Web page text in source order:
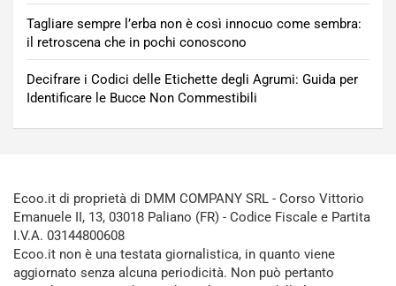
Tagliare sempre l’erba non è così innocuo come sembra:
il retroscena che in pochi conoscono
Decifrare i Codici delle Etichette degli Agrumi: Guida per
Identificare le Bucce Non Commestibili
Ecoo.it di proprietà di DMM COMPANY SRL - Corso Vittorio
Emanuele II, 13, 03018 Paliano (FR) - Codice Fiscale e Partita
I.V.A. 03144800608
Ecoo.it non è una testata giornalistica, in quanto viene
aggiornato senza alcuna periodicità. Non può pertanto